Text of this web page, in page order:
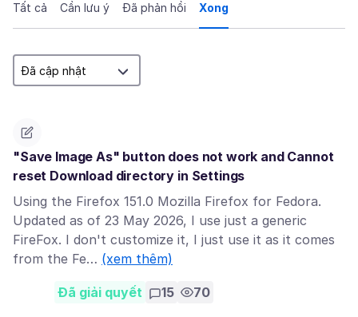
Tất cả Cần lưu ý Đã phản hồi Xong
"Save Image As" button does not work and Cannot
reset Download directory in Settings
Using the Firefox 151.0 Mozilla Firefox for Fedora.
Updated as of 23 May 2026, I use just a generic
FireFox. I don't customize it, I just use it as it comes
from the Fe… (xem thêm)
Đã giải quyết 15 70